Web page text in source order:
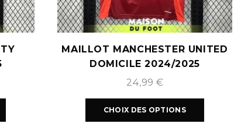
MAILLOT MANCHESTER UNITED
DOMICILE 2024/2025
24,99 €
CHOIX DES OPTIONS